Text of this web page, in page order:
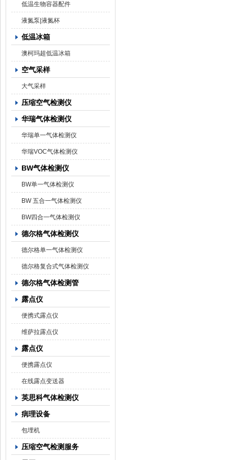
低温生物容器配件
液氮泵|液氮杯
低温冰箱
澳柯玛超低温冰箱
空气采样
大气采样
压缩空气检测仪
华瑞气体检测仪
华瑞单一气体检测仪
华瑞VOC气体检测仪
BW气体检测仪
BW单一气体检测仪
BW 五合一气体检测仪
BW四合一气体检测仪
德尔格气体检测仪
德尔格单一气体检测仪
德尔格复合式气体检测仪
德尔格气体检测管
露点仪
便携式露点仪
维萨拉露点仪
露点仪
便携露点仪
在线露点变送器
英思科气体检测仪
病理设备
包埋机
压缩空气检测服务